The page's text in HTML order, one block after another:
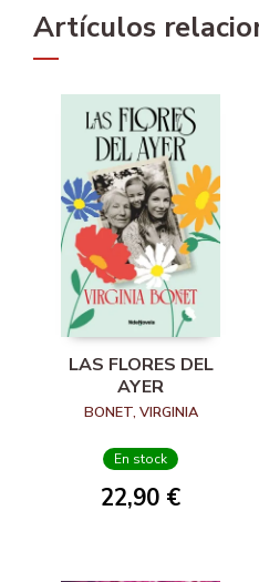
Artículos
LAS FLORES DEL
AYER
BONET, VIRGINIA
En stock
22,90 €